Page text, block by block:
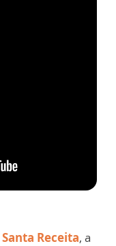
Santa Receita, a